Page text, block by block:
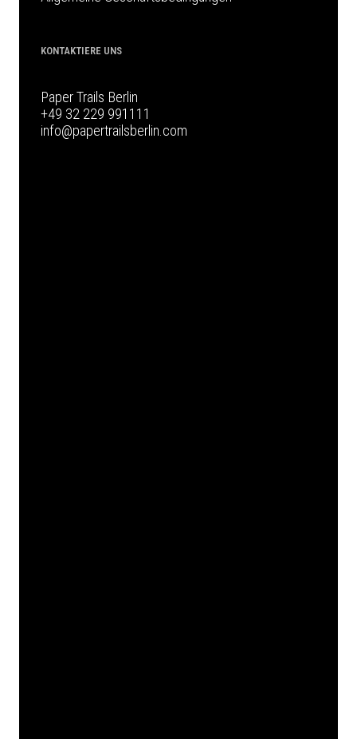
KONTAKTIERE UNS
Paper Trails Berlin
+49 32 229 991111
info@papertrailsberlin.com